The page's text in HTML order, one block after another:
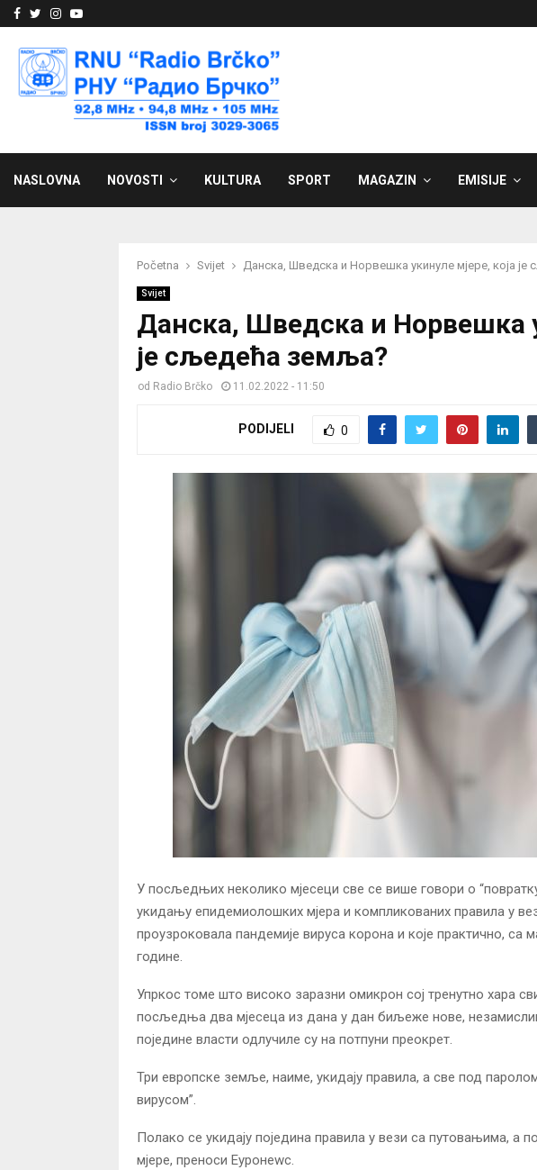
Facebook
Twitter
Instagram
Youtube
NASLOVNA NOVOSTI KULTURA SPORT MAGAZIN EMISIJE
Početna Svijet Данска, Шведска и Норвешка укинуле мјере, која је
Svijet
Данска, Шведска и Норвешка
је сљедећа земља?
od Radio Brčko 11.02.2022 - 11:50
PODIJELI 0
​У посљедњих неколико мјесеци све се више говори о
укидању епидемиолошких мјера и компликованих правила у
проузроковала пандемије вируса корона и које практично, са
године.
Упркос томе што високо заразни омикрон сој тренутно хара
посљедња два мјесеца из дана у дан биљеже нове,
поједине власти одлучиле су на потпуни преокрет.
Три европске земље, наиме, укидају правила, а све под
вирусом”.
Полако се укидају поједина правила у вези са путовањима, а
мјере, преноси Еуронеwс.